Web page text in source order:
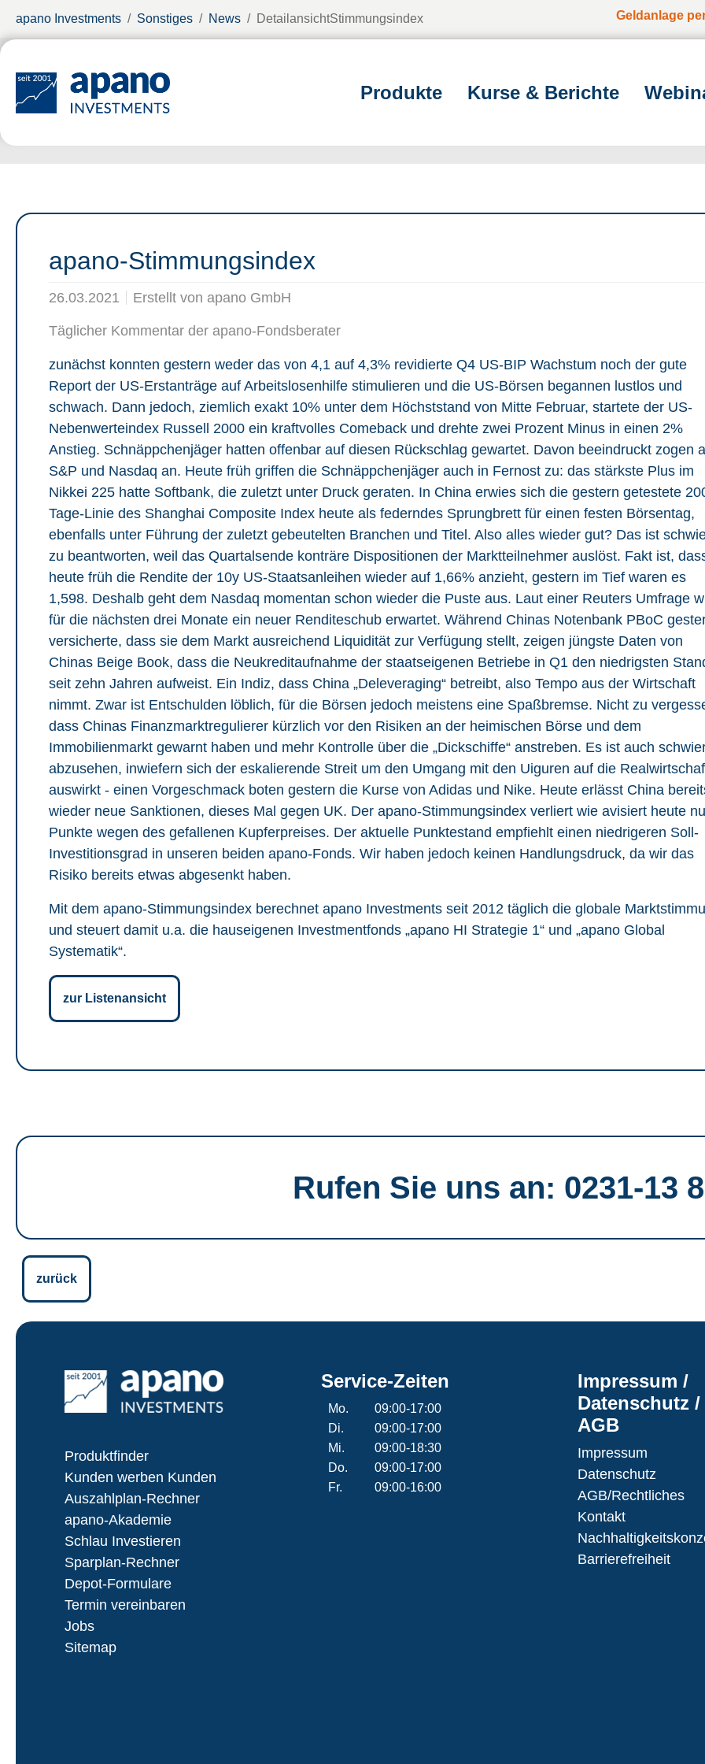
Geldanlage
Produkte Kurse & Berichte
Sie sind hier:
apano Investments Sonstiges News DetailansichtStimmungsindex
apano-Stimmungsindex
26.03.2021 Erstellt von apano GmbH
Täglicher Kommentar der apano-Fondsberater
zunächst konnten gestern weder das von 4,1 auf 4,3% revidierte Q4 US-BIP Wachstum noch der gute
Report der US-Erstanträge auf Arbeitslosenhilfe stimulieren und die US-Börsen begannen lustlos und
schwach. Dann jedoch, ziemlich exakt 10% unter dem Höchststand von Mitte Februar, startete der US-
Nebenwerteindex Russell 2000 ein kraftvolles Comeback und drehte zwei Prozent Minus in einen 2%
Anstieg. Schnäppchenjäger hatten offenbar auf diesen Rückschlag gewartet. Davon beeindruckt zogen
S&P und Nasdaq an. Heute früh griffen die Schnäppchenjäger auch in Fernost zu: das stärkste Plus im
Nikkei 225 hatte Softbank, die zuletzt unter Druck geraten. In China erwies sich die gestern getestete
Tage-Linie des Shanghai Composite Index heute als federndes Sprungbrett für einen festen Börsentag,
ebenfalls unter Führung der zuletzt gebeutelten Branchen und Titel. Also alles wieder gut? Das ist
zu beantworten, weil das Quartalsende konträre Dispositionen der Marktteilnehmer auslöst. Fakt ist,
heute früh die Rendite der 10y US-Staatsanleihen wieder auf 1,66% anzieht, gestern im Tief waren es
1,598. Deshalb geht dem Nasdaq momentan schon wieder die Puste aus. Laut einer Reuters Umfrage
für die nächsten drei Monate ein neuer Renditeschub erwartet. Während Chinas Notenbank PBoC
versicherte, dass sie dem Markt ausreichend Liquidität zur Verfügung stellt, zeigen jüngste Daten von
Chinas Beige Book, dass die Neukreditaufnahme der staatseigenen Betriebe in Q1 den niedrigsten
seit zehn Jahren aufweist. Ein Indiz, dass China „Deleveraging“ betreibt, also Tempo aus der Wirtschaft
nimmt. Zwar ist Entschulden löblich, für die Börsen jedoch meistens eine Spaßbremse. Nicht zu
dass Chinas Finanzmarktregulierer kürzlich vor den Risiken an der heimischen Börse und dem
Immobilienmarkt gewarnt haben und mehr Kontrolle über die „Dickschiffe“ anstreben. Es ist auch
abzusehen, inwiefern sich der eskalierende Streit um den Umgang mit den Uiguren auf die
auswirkt - einen Vorgeschmack boten gestern die Kurse von Adidas und Nike. Heute erlässt China
wieder neue Sanktionen, dieses Mal gegen UK. Der apano-Stimmungsindex verliert wie avisiert heute
Punkte wegen des gefallenen Kupferpreises. Der aktuelle Punktestand empfiehlt einen niedrigeren Soll-
Investitionsgrad in unseren beiden apano-Fonds. Wir haben jedoch keinen Handlungsdruck, da wir das
Risiko bereits etwas abgesenkt haben.
Mit dem apano-Stimmungsindex berechnet apano Investments seit 2012 täglich die globale
und steuert damit u.a. die hauseigenen Investmentfonds „apano HI Strategie 1“ und „apano Global
Systematik“.
zur Listenansicht
Rufen Sie uns an: 0231-13
zurück
Produktfinder
Kunden werben Kunden
Auszahlplan-Rechner
apano-Akademie
Schlau Investieren
Sparplan-Rechner
Depot-Formulare
Termin vereinbaren
Jobs
Sitemap
Service-Zeiten
Mo.
09:00-17:00
Di.
09:00-17:00
Mi.
09:00-18:30
Do.
09:00-17:00
Fr.
09:00-16:00
Impressum /
Datenschutz /
AGB
Impressum
Datenschutz
AGB/Rechtliches
Kontakt
Barrierefreiheit